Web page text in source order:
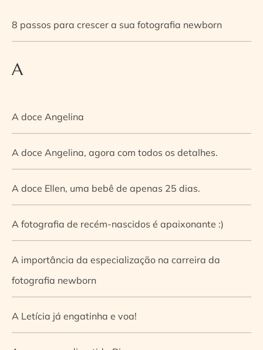
8 passos para crescer a sua fotografia newborn
A
A doce Angelina
A doce Angelina, agora com todos os detalhes.
A doce Ellen, uma bebê de apenas 25 dias.
A fotografia de recém-nascidos é apaixonante :)
A importância da especialização na carreira da
fotografia newborn
A Letícia já engatinha e voa!